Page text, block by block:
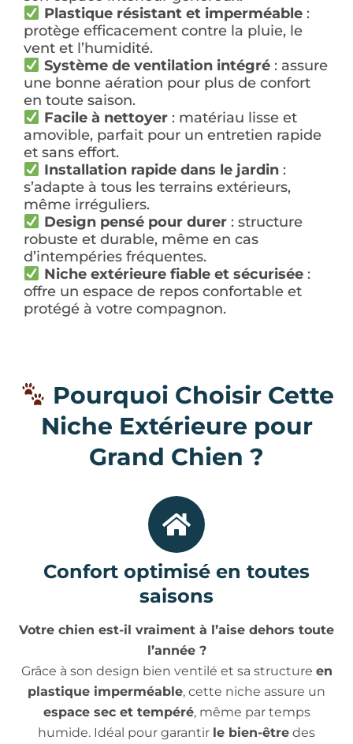
Plastique résistant et imperméable:
protège efficacement contre la pluie, le
vent et l’humidité.
Système de ventilation intégré: assure
une bonne aération pour plus de confort
en toute saison.
Facile à nettoyer: matériau lisse et
amovible, parfait pour un entretien rapide
et sans effort.
Installation rapide dans le jardin:
s’adapte à tous les terrains extérieurs,
même irréguliers.
Design pensé pour durer: structure
robuste et durable, même en cas
d’intempéries fréquentes.
Niche extérieure fiable et sécurisée:
offre un espace de repos confortable et
protégé à votre compagnon.
Pourquoi Choisir Cette
Niche Extérieure pour
Grand Chien ?
Confort optimisé en toutes
saisons
Votre chien est-il vraiment à l’aise dehors toute
l’année ?
Grâce à son design bien ventilé et sa structure en
plastique imperméable, cette niche assure un
espace sec et tempéré, même par temps
humide. Idéal pour garantir le bien-être des